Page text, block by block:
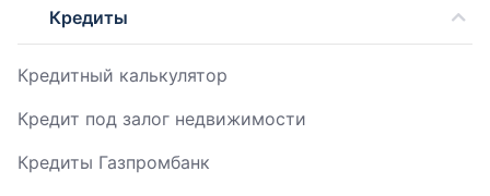
Кредиты
Кредитный калькулятор
Кредит под залог недвижимости
Кредиты Газпромбанк